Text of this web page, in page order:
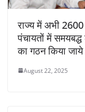
राज्य में अभी
पंचायतों में
का गठन किया जाये
August 22, 2025